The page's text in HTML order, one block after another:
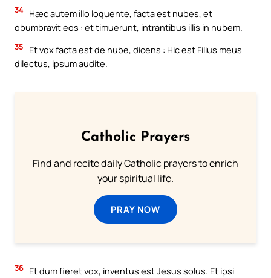
34 Hæc autem illo loquente, facta est nubes, et
obumbravit eos : et timuerunt, intrantibus illis in nubem.
35
Et vox facta est de nube, dicens : Hic est Filius meus
dilectus, ipsum audite.
Catholic Prayers
Find and recite daily Catholic prayers to enrich
your spiritual life.
PRAY NOW
36 Et dum fieret vox, inventus est Jesus solus. Et ipsi